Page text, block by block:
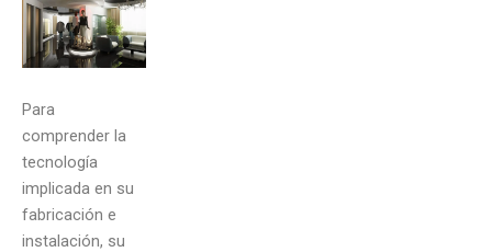
Para
comprender la
tecnología
implicada en su
fabricación e
instalación, su